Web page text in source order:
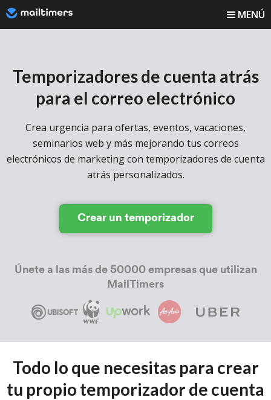
MENÚ
Cómo...
Blog
Precios
Iniciar sesión
Temporizadores de cuenta atrás
para el correo electrónico
Crea urgencia para ofertas, eventos, vacaciones,
seminarios web y más mejorando tus correos
electrónicos de marketing con temporizadores de cuenta
atrás personalizados.
Crear un temporizador
Únete a las más de 50000 empresas que utilizan
MailTimers
Todo lo que necesitas para crear
tu propio temporizador de cuenta